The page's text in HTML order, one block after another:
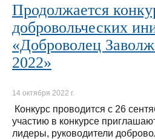
Продолжается
добровольческих
«Доброволец
2022»
14 октября 2022 г.
Конкурс проводится с 26
участию в конкурсе
лидеры, руководители